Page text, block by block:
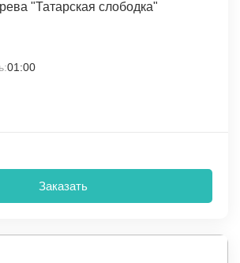
"Татарская слободка"
01:00
Заказать